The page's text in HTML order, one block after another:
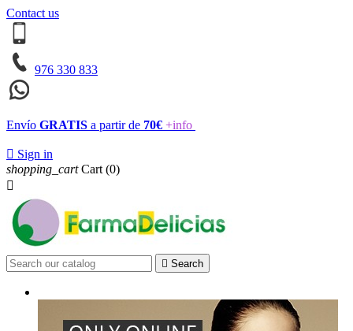
Contact us
976 330 833
Envío GRATIS a partir de 70€ +info
 Sign in
shopping_cart Cart (0)

 Search